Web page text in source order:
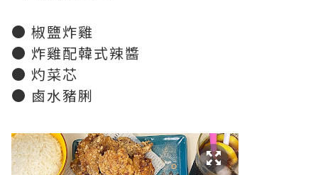
● 椒鹽炸雞
● 炸雞配韓式辣醬
● 灼菜芯
● 鹵水豬脷